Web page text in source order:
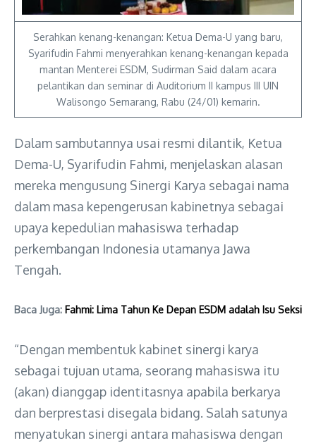
Serahkan kenang-kenangan: Ketua Dema-U yang baru,
Syarifudin Fahmi menyerahkan kenang-kenangan kepada
mantan Menterei ESDM, Sudirman Said dalam acara
pelantikan dan seminar di Auditorium II kampus III UIN
Walisongo Semarang, Rabu (24/01) kemarin.
Dalam sambutannya usai resmi dilantik, Ketua
Dema-U, Syarifudin Fahmi, menjelaskan alasan
mereka mengusung Sinergi Karya sebagai nama
dalam masa kepengerusan kabinetnya sebagai
upaya kepedulian mahasiswa terhadap
perkembangan Indonesia utamanya Jawa
Tengah.
Baca Juga: Fahmi: Lima Tahun Ke Depan ESDM adalah Isu Seksi
“Dengan membentuk kabinet sinergi karya
sebagai tujuan utama, seorang mahasiswa itu
(akan) dianggap identitasnya apabila berkarya
dan berprestasi disegala bidang. Salah satunya
menyatukan sinergi antara mahasiswa dengan